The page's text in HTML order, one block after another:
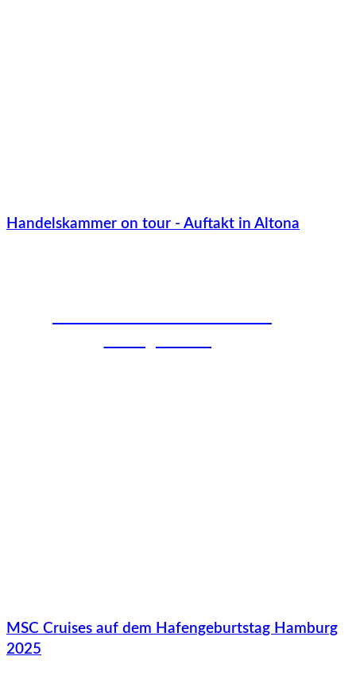
Handelskammer on tour - Auftakt in Altona
MSC Cruises auf dem Hafengeburtstag Hamburg
2025